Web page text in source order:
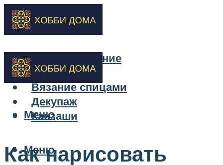
Бисероплетение
Вышивка
Вязание спицами
Декупаж
Канзаши
Меню
Меню
Как нарисовать